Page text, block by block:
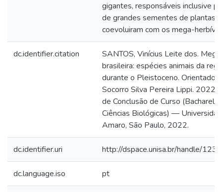
gigantes, responsáveis inclusive
de grandes sementes de plantas
coevoluiram com os mega-
dc.identifier.citation
SANTOS, Vinícius Leite dos.
brasileira: espécies animais da
durante o Pleistoceno.
Socorro Silva Pereira Lippi. 2022.
de Conclusão de Curso
Ciências Biológicas) —
Amaro, São Paulo, 2022.
dc.identifier.uri http://dspace.unisa.br/handle/
dc.language.iso pt